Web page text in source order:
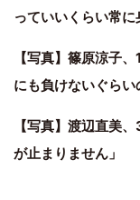
っていいくらい常に
【写真】篠原涼子
にも負けないぐらい
【写真】渡辺直美
が止まりません」